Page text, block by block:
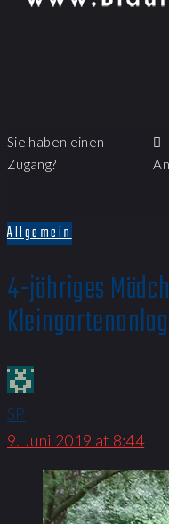
Sie haben einen
Zugang?
Allgemein
4-jähriges
SP
9. Juni 2019 at 8:44